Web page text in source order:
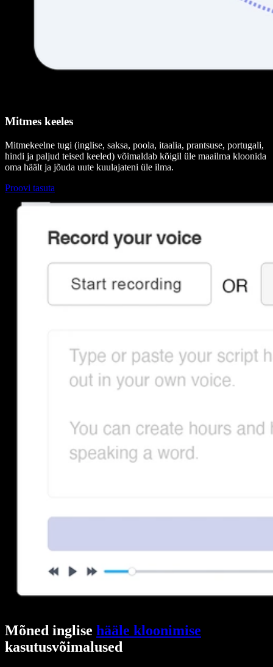
Mitmes keeles
Mitmekeelne tugi (inglise, saksa, poola, itaalia, prantsuse, portugali,
hindi ja paljud teised keeled) võimaldab kõigil üle maailma kloonida
oma häält ja jõuda uute kuulajateni üle ilma.
Proovi tasuta
Mõned inglise hääle kloonimise
kasutusvõimalused